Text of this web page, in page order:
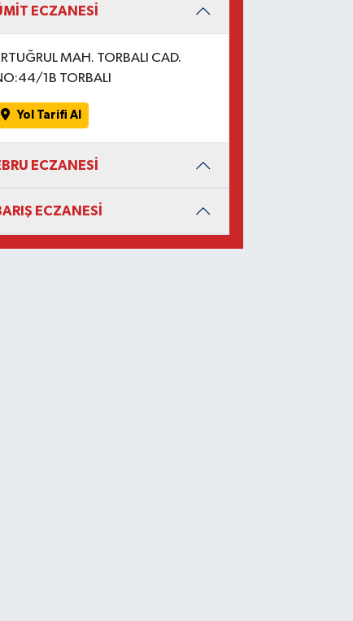
ECZANESİ
MAH. TORBALI CAD.
1B TORBALI
Yol Tarifi Al
ECZANESİ
ECZANESİ